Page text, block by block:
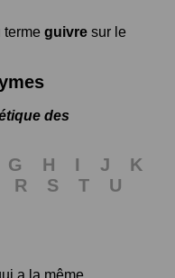
terme guivre sur le
des
G H I J
K
R S T
U
a la même